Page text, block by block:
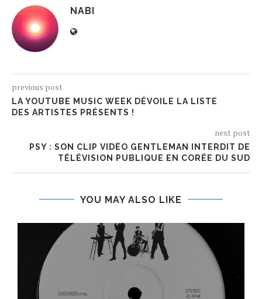
NABI
previous post
LA YOUTUBE MUSIC WEEK DÉVOILE LA LISTE
DES ARTISTES PRÉSENTS !
next post
PSY : SON CLIP VIDÉO GENTLEMAN INTERDIT DE
TÉLÉVISION PUBLIQUE EN CORÉE DU SUD
YOU MAY ALSO LIKE